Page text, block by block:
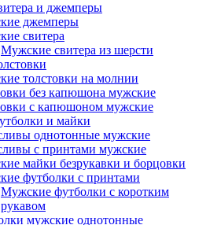
и джемперы
джемперы
свитера
Мужские свитера из шерсти
толстовки на молнии
без капюшона мужские
с капюшоном мужские
и майки
однотонные мужские
с принтами мужские
майки безрукавки и борцовки
футболки с принтами
Мужские футболки с коротким
рукавом
мужские однотонные